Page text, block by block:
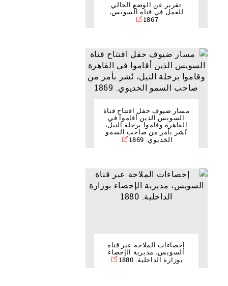
تقرير عن الوضع الحالي
للعمل في قناة السويس،
1867
مسار ضيوف حفل افتتاح قناة
السويس الذين أقاموا في
القاهرة وقاموا برحلة النيل،
نُشر بأمر من صاحب السمو
الخديوي. 1869
إحصاءات الملاحة عبر قناة
السويس، مديرية الإحصاء
بوزارة الداخلية. 1880